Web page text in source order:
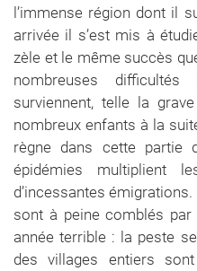
l’immense région dont il
arrivée il s’est mis à
zèle et le même succès
nombreuses difficultés
surviennent, telle la
nombreux enfants à la
règne dans cette partie
épidémies multiplient
d’incessantes
sont à peine comblés
année terrible : la peste
des villages entiers